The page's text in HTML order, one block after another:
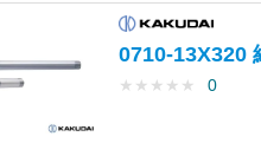
0710-13X320
★ ★ ★ ★ ★ 0